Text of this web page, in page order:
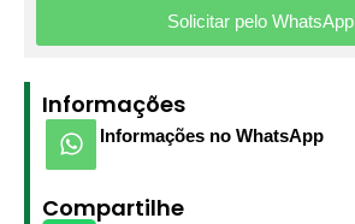
Solicitar pelo WhatsApp
Informações
Informações no WhatsApp
Compartilhe